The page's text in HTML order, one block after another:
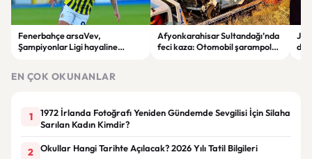
Fenerbahçe arsaVev,
Şampiyonlar Ligi hayaline
Afyonkarahisar Sultandağı’nda
feci kaza: Otomobil şarampole
EN ÇOK OKUNANLAR
1
1972 İrlanda Fotoğrafı Yeniden Gündemde Sevgilisi İçin Silaha
Sarılan Kadın Kimdir?
2 Okullar Hangi Tarihte Açılacak? 2026 Yılı Tatil Bilgileri